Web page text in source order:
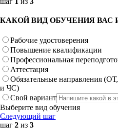
КАКОЙ ВИД ОБУЧЕНИЯ ВАС
Рабочие удостоверения
Повышение квалификации
Профессиональная
Аттестация
Обязательные направления
и ЧС)
Свой вариант
Выберите вид обучения
Следующий шаг
шаг 2 из 3